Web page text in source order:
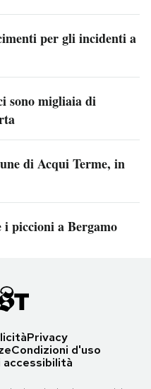
per gli incidenti a
sono migliaia di
di Acqui Terme, in
piccioni a Bergamo
Privacy
Condizioni d'uso
accessibilità